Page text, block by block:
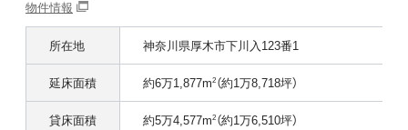
物件情報
所在地 神奈川県厚木市下川入123番1
延床面積 約6万1,877m2（約1万8,718坪）
貸床面積 約5万4,577m2（約1万6,510坪）